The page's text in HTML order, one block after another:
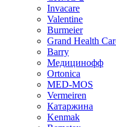
Invacare
Valentine
Burmeier
Grand Health
Barry
Медицинофф
Ortonica
MED-MOS
Vermeiren
Катаржина
Kenmak